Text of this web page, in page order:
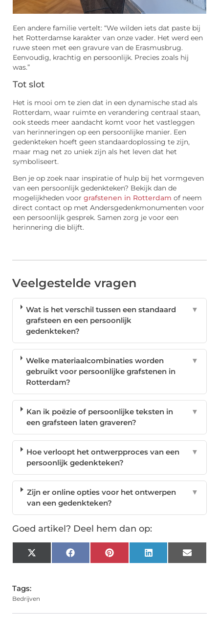
Een andere familie vertelt: “We wilden iets dat paste bij
het Rotterdamse karakter van onze vader. Het werd een
ruwe steen met een gravure van de Erasmusbrug.
Eenvoudig, krachtig en persoonlijk. Precies zoals hij
was.”
Tot slot
Het is mooi om te zien dat in een dynamische stad als
Rotterdam, waar ruimte en verandering centraal staan,
ook steeds meer aandacht komt voor het vastleggen
van herinneringen op een persoonlijke manier. Een
gedenkteken hoeft geen standaardoplossing te zijn,
maar mag net zo uniek zijn als het leven dat het
symboliseert.
Ben je op zoek naar inspiratie of hulp bij het vormgeven
van een persoonlijk gedenkteken? Bekijk dan de
mogelijkheden voor grafstenen in Rotterdam of neem
direct contact op met Andersgedenkmonumenten voor
een persoonlijk gesprek. Samen zorg je voor een
herinnering die blijft.
Veelgestelde vragen
Wat is het verschil tussen een standaard
grafsteen en een persoonlijk
gedenkteken?
▼
Welke materiaalcombinaties worden
gebruikt voor persoonlijke grafstenen in
Rotterdam?
▼
Kan ik poëzie of persoonlijke teksten in
een grafsteen laten graveren?
▼
Hoe verloopt het ontwerpproces van een
persoonlijk gedenkteken?
▼
Zijn er online opties voor het ontwerpen
van een gedenkteken?
▼
Goed artikel? Deel hem dan op:
X
(Twitter)
FacebookPinterest LinkedIn Email
Tags:
Bedrijven